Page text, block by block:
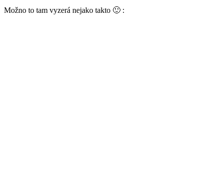
Možno to tam vyzerá nejako takto 🙂 :